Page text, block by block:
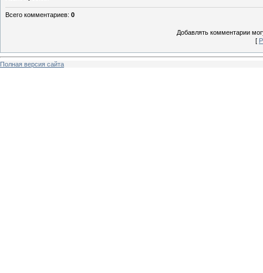
Всего комментариев: 0
Добавлять комментарии
[
Полная версия сайта